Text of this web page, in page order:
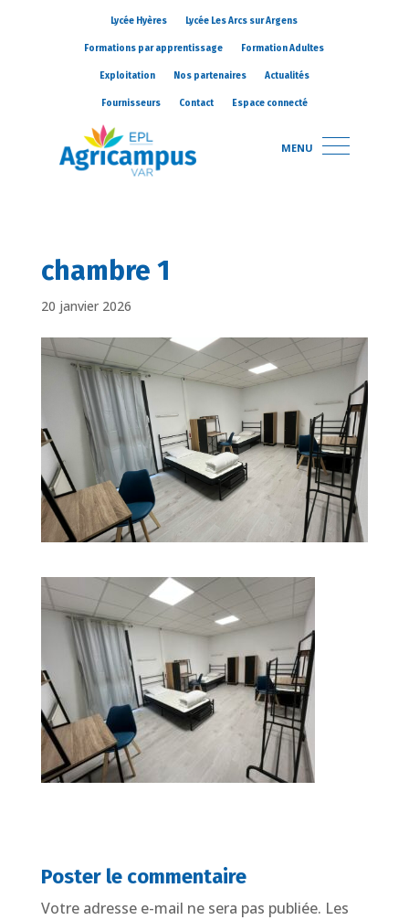
Lycée Hyères Lycée Les Arcs sur Argens
Formations par apprentissage Formation Adultes
Exploitation Nos partenaires Actualités
Fournisseurs Contact Espace connecté
MENU
chambre 1
20 janvier 2026
Poster le commentaire
Votre adresse e-mail ne sera pas publiée. Les